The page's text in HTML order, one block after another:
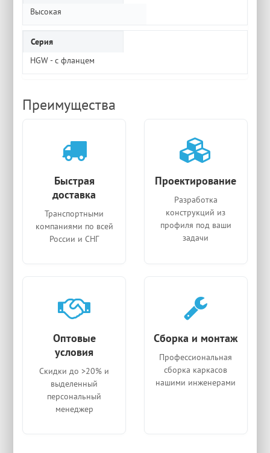
Высокая
Серия
HGW - с фланцем
Преимущества
Быстрая
доставка
Транспортными
компаниями по всей
России и СНГ
Проектирование
Разработка
конструкций из
профиля под ваши
задачи
Оптовые
условия
Скидки до >20% и
выделенный
персональный
менеджер
Сборка и монтаж
Профессиональная
сборка каркасов
нашими инженерами